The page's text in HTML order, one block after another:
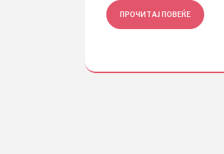
ПРОЧИТАЈ ПОВЕЌЕ